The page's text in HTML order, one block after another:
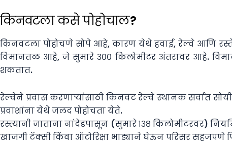
किनवटला कसे पोहोचाल?
किनवटला पोहोचणे सोपे आहे, कारण येथे हवाई, रेल्वे आणि
विमानतळ आहे, जे सुमारे ३०० किलोमीटर अंतरावर आहे.
शकतात.
रेल्वेने प्रवास करणाऱ्यांसाठी किनवट रेल्वे स्थानक सर्वात
प्रवाशांना येथे जलद पोहोचता येते.
रस्त्यानी जाताना नांदेडपासून (सुमारे १३८ किलोमीटरवर)
खाजगी टॅक्सी किंवा ऑटोरिक्षा भाड्याने घेऊन परिसर